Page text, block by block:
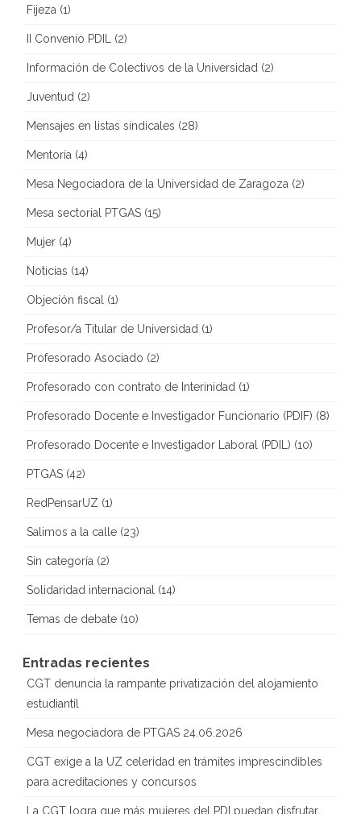
Fijeza (1)
II Convenio PDIL (2)
Información de Colectivos de la Universidad (2)
Juventud (2)
Mensajes en listas sindicales (28)
Mentoría (4)
Mesa Negociadora de la Universidad de Zaragoza (2)
Mesa sectorial PTGAS (15)
Mujer (4)
Noticias (14)
Objeción fiscal (1)
Profesor/a Titular de Universidad (1)
Profesorado Asociado (2)
Profesorado con contrato de Interinidad (1)
Profesorado Docente e Investigador Funcionario (PDIF) (8)
Profesorado Docente e Investigador Laboral (PDIL) (10)
PTGAS (42)
RedPensarUZ (1)
Salimos a la calle (23)
Sin categoría (2)
Solidaridad internacional (14)
Temas de debate (10)
Entradas recientes
CGT denuncia la rampante privatización del alojamiento
estudiantil
Mesa negociadora de PTGAS 24.06.2026
CGT exige a la UZ celeridad en trámites imprescindibles
para acreditaciones y concursos
La CGT logra que más mujeres del PDI puedan disfrutar